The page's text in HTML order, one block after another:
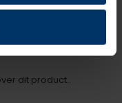
dit product..